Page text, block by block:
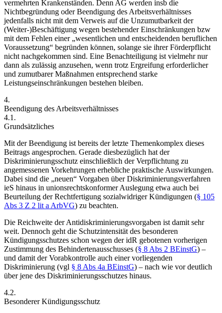
vermehrten Krankenständen. Denn AG werden insb die
Nichtbegründung oder Beendigung des Arbeitsverhältnisses
jedenfalls nicht mit dem Verweis auf die Unzumutbarkeit der
(Weiter-)Beschäftigung wegen bestehender Einschränkungen bzw
mit dem Fehlen einer „wesentlichen und entscheidenden beruflichen
Voraussetzung“ begründen können, solange sie ihrer Förderpflicht
nicht nachgekommen sind. Eine Benachteiligung ist vielmehr nur
dann als zulässig anzusehen, wenn trotz Ergreifung erforderlicher
und zumutbarer Maßnahmen entsprechend starke
Leistungseinschränkungen bestehen bleiben.
4.
Beendigung des Arbeitsverhältnisses
4.1.
Grundsätzliches
Mit der Beendigung ist bereits der letzte Themenkomplex dieses
Beitrags angesprochen. Gerade diesbezüglich hat der
Diskriminierungsschutz einschließlich der Verpflichtung zu
angemessenen Vorkehrungen erhebliche praktische Auswirkungen.
Dabei sind die „neuen“ Vorgaben über Diskriminierungsverfahren
ieS hinaus in unionsrechtskonformer Auslegung etwa auch bei
Beurteilung der Rechtfertigung sozialwidriger Kündigungen (§ 105
Abs 3 Z 2 lit a ArbVG) zu beachten.
Die Reichweite der Antidiskriminierungsvorgaben ist damit sehr
weit. Dennoch geht die Schutzintensität des besonderen
Kündigungsschutzes schon wegen der idR gebotenen vorherigen
Zustimmung des Behindertenausschusses (§ 8 Abs 2 BEinstG) –
und damit der Vorabkontrolle auch einer vorliegenden
Diskriminierung (vgl § 8 Abs 4a BEinstG) – nach wie vor deutlich
über jene des Diskriminierungsschutzes hinaus.
4.2.
Besonderer Kündigungsschutz